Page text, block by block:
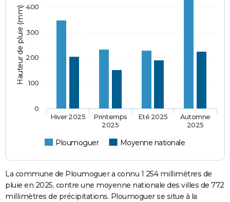
Hauteur de pluie (mm)
Ploumoguer Moyenne nationale
Hiver 2025
Printemps
2025
Eté 2025
Automne
2025
0
100
200
300
400
La commune de Ploumoguer a connu 1 254 millimètres de
pluie en 2025, contre une moyenne nationale des villes de 772
millimètres de précipitations. Ploumoguer se situe à la